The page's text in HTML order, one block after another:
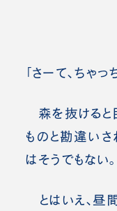
「さーて、ちゃ
森を抜けると
ものと勘違いさ
はそうでもない。
とはいえ、昼